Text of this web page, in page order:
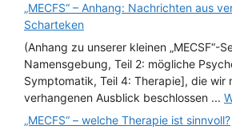
„MECFS“ – Anhang: Nachrichten aus
Scharteken
(Anhang zu unserer kleinen „MECSF“-
Namensgebung, Teil 2: mögliche
Symptomatik, Teil 4: Therapie], die wir
verhangenen Ausblick beschlossen ...
„MECFS“ – welche Therapie ist sinnvoll?